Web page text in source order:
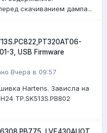
скачиванием дампа...
3, USB Firmware
Вчера в 09:57
Hartens. Зависла на
TP.SK513S.PB802
LVF430AUOT